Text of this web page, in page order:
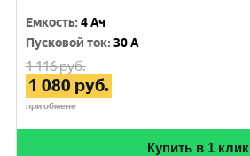
Емкость:4 Ач
Пусковой ток:30 A
1 116руб.
1 080 руб.
при обмене
Купить в 1 клик